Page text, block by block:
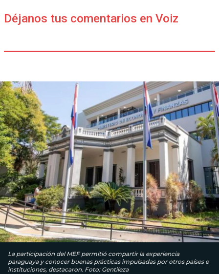
Déjanos tus comentarios en Voiz
La participación del MEF permitió compartir la experiencia
paraguaya y conocer buenas prácticas impulsadas por otros países e
instituciones, destacaron. Foto: Gentileza